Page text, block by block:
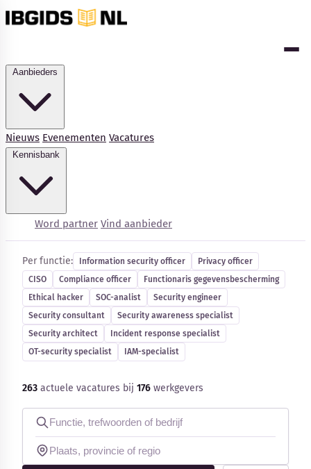
Nieuws Evenementen Vacatures
Word partner Vind aanbieder
Kennisbank
Blog
Bedrijfsupdates
Externe bronnen
Woordenboek
Auteurs
Cybersecurity-vacatures
Per functie: Information security officer
Privacy officer
CISO
Compliance officer
Functionaris gegevensbescherming
Ethical hacker
SOC-analist
Security engineer
Security consultant
Security awareness specialist
Security architect
Incident response specialist
OT-security specialist
IAM-specialist
263 actuele vacatures bij 176 werkgevers